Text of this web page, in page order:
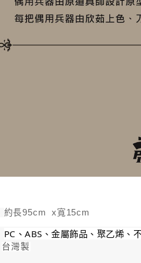
約長95cm x寬15cm
PC、ABS、金屬飾品、聚乙烯、
台灣製